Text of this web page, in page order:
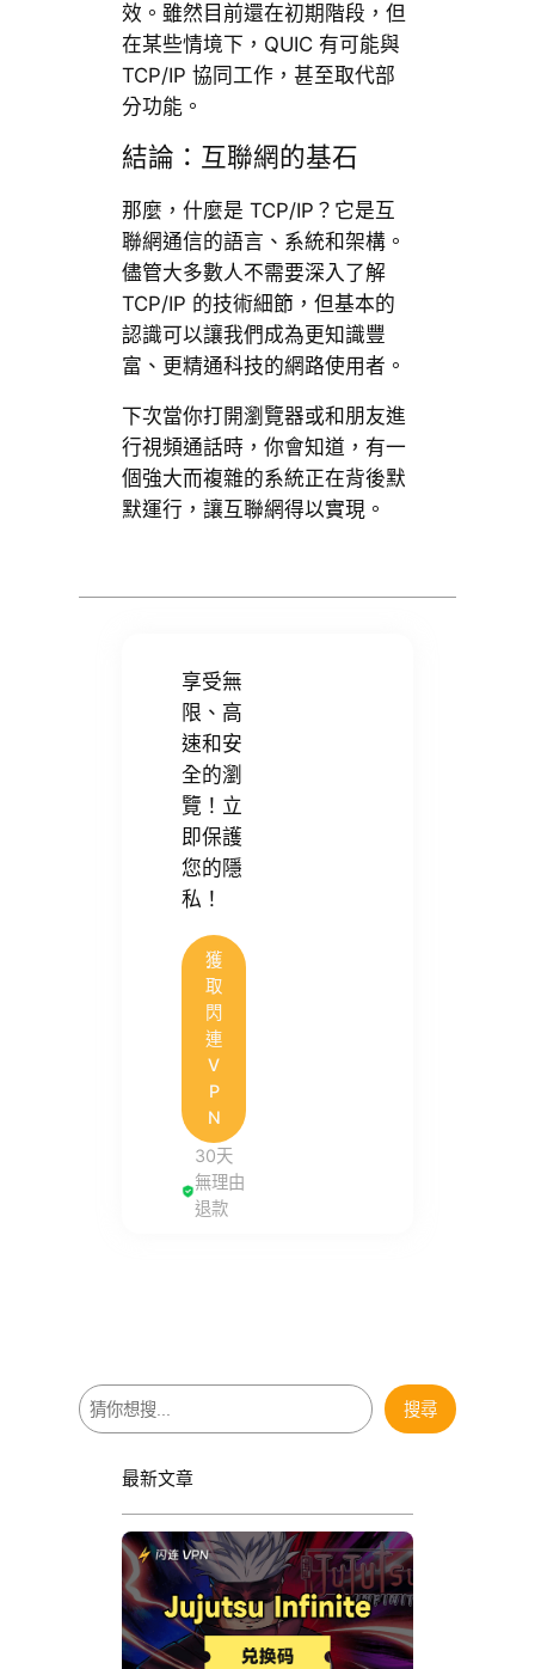
效。雖然目前還在初期階段，但
在某些情境下，QUIC 有可能與
TCP/IP 協同工作，甚至取代部
分功能。
結論：互聯網的基石
那麼，什麼是 TCP/IP？它是互
聯網通信的語言、系統和架構。
儘管大多數人不需要深入了解
TCP/IP 的技術細節，但基本的
認識可以讓我們成為更知識豐
富、更精通科技的網路使用者。
下次當你打開瀏覽器或和朋友進
行視頻通話時，你會知道，有一
個強大而複雜的系統正在背後默
默運行，讓互聯網得以實現。
享受無
限、高
速和安
全的瀏
覽！立
即保護
您的隱
私！
獲
取
閃
連
V
P
N
30天
無理由
退款
搜
尋
搜尋
最新文章